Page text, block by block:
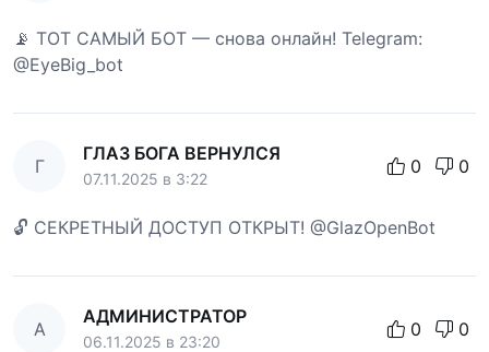
📡 ТОТ САМЫЙ БОТ — снова онлайн! Telegram:
@EyeBig_bot
Г
ГЛАЗ БОГА ВЕРНУЛСЯ
07.11.2025 в 3:22
0 0
🔓 СЕКРЕТНЫЙ ДОСТУП ОТКРЫТ! @GlazOpenBot
А
АДМИНИСТРАТОР
06.11.2025 в 23:20
0 0